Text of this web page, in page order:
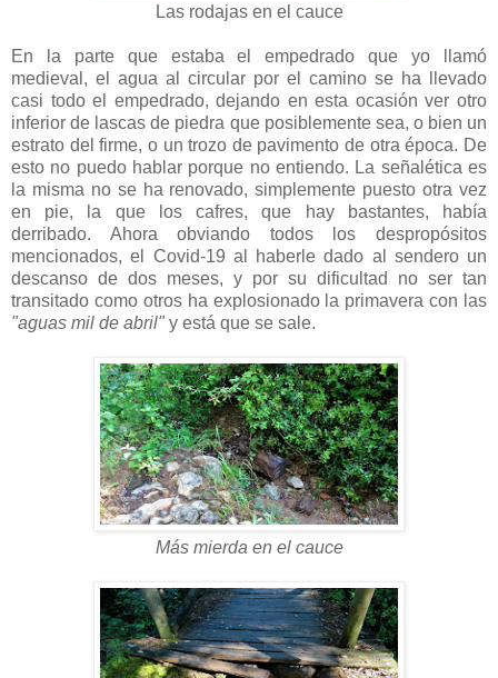
Las rodajas en el cauce
En la parte que estaba el empedrado que yo llamó
medieval, el agua al circular por el camino se ha llevado
casi todo el empedrado, dejando en esta ocasión ver otro
inferior de lascas de piedra que posiblemente sea, o bien un
estrato del firme, o un trozo de pavimento de otra época. De
esto no puedo hablar porque no entiendo. La señalética es
la misma no se ha renovado, simplemente puesto otra vez
en pie, la que los cafres, que hay bastantes, había
derribado. Ahora obviando todos los despropósitos
mencionados, el Covid-19 al haberle dado al sendero un
descanso de dos meses, y por su dificultad no ser tan
transitado como otros ha explosionado la primavera con las
"aguas mil de abril" y está que se sale.
Más mierda en el cauce